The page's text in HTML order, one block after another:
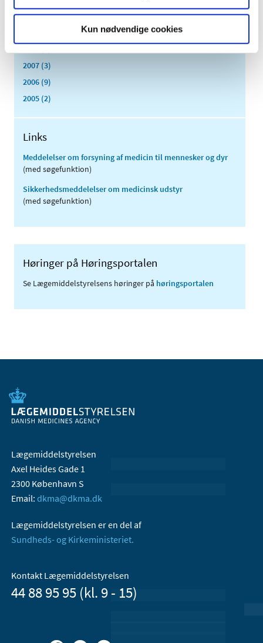
Kun nødvendige cookies
2010 (7)
2007 (3)
2006 (9)
2005 (2)
Links
Meddelelser om forsyning af medicin til mennesker og dyr
(med søgefunktion)
Sikkerhedsmeddelelser om medicinsk udstyr
(med søgefunktion)
Høringer på Høringsportalen
Se Lægemiddelstyrelsens høringer på høringsportalen
Lægemiddelstyrelsen
Axel Heides Gade 1
2300 København S
Email: dkma@dkma.dk
Lægemiddelstyrelsen er en del af
Sundheds- og Kirkeministeriet.
Kontakt Lægemiddelstyrelsen
44 88 95 95 (kl. 9 - 15)